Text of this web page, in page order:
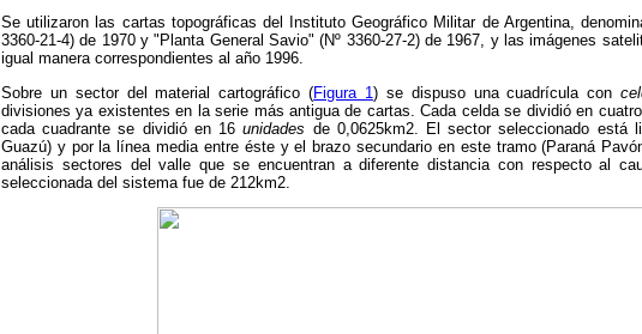
Se utilizaron las cartas topográficas del Instituto Geográfico Militar de Argentina,
3360-21-4) de 1970 y "Planta General Savio" (Nº 3360-27-2) de 1967, y las imágenes
igual manera correspondientes al año 1996.
Sobre un sector del material cartográfico (Figura 1) se dispuso una cuadrícula con
divisiones ya existentes en la serie más antigua de cartas. Cada celda se dividió en cuatro
cada cuadrante se dividió en 16unidades de 0,0625km2. El sector seleccionado está
Guazú) y por la línea media entre éste y el brazo secundario en este tramo (Paraná
análisis sectores del valle que se encuentran a diferente distancia con respecto al
seleccionada del sistema fue de 212km2.